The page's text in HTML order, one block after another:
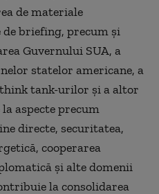
de materiale
briefing, precum şi
Guvernului SUA, a
statelor americane, a
tank-urilor şi a altor
aspecte precum
directe, securitatea,
cooperarea
şi alte domenii
la consolidarea